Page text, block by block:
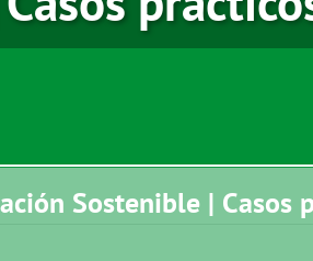
Sostenible | Casos